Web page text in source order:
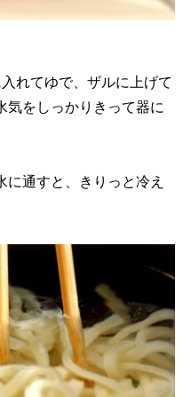
れてゆで、ザルに上げて
気をしっかりきって器に
に通すと、きりっと冷え